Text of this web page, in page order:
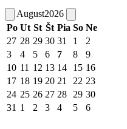
August2026
Po Ut St Št Pia So Ne
27 28 29 30 31 1
2
3
4 5 6 7 8
9
10 11 12 13 14 15 16
17 18 19 20 21 22 23
24 25 26 27 28 29 30
31 1 2 3 4 5 6